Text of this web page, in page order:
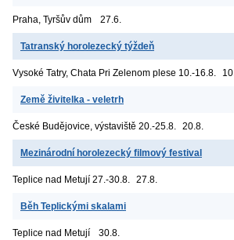
Praha, Tyršův dům 27.6.
Tatranský horolezecký týždeň
Vysoké Tatry, Chata Pri Zelenom plese 10.-16.8.
Země živitelka - veletrh
České Budějovice, výstaviště 20.-25.8. 20.8.
Mezinárodní horolezecký filmový festival
Teplice nad Metují 27.-30.8. 27.8.
Běh Teplickými skalami
Teplice nad Metují 30.8.